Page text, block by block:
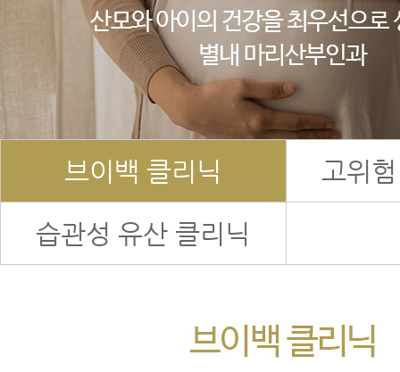
브이백 클리닉
고위
습관성 유산 클리닉